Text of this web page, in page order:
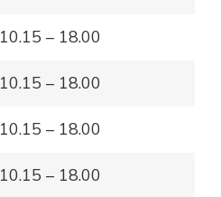
10.15 – 18.00
10.15 – 18.00
10.15 – 18.00
10.15 – 18.00